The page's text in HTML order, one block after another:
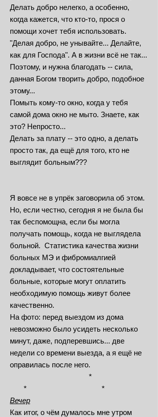
Делать добро нелегко, а особенно,
когда кажется, что кто-то, прося о
помощи хочет тебя использовать.
"Делая добро, не унывайте... Делайте,
как для Господа". А в жизни всё не так...
Поэтому, и нужна благодать -- сила,
данная Богом творить добро, подобное
этому...
Помыть кому-то окно, когда у тебя
самой дома окно не мыто. Знаете, как
это? Непросто...
Делать за плату -- это одно, а делать
просто так, да ещё для того, кто не
выглядит больным???
Я вовсе не в упрёк заговорила об этом.
Но, если честно, сегодня я не была бы
так беспомощна, если бы могла
получать помощь, когда не выглядела
больной. Статистика качества жизни
больных МЭ и фибромиалгией
докладывает, что состоятельные
больные, которые могут оплатить
необходимую помощь живут более
качественно.
На фото: перед выездом из дома
невозможно было усидеть несколько
минут, даже, подперевшись... две
недели со времени выезда, а я ещё не
оправилась после него.
*
* *
Вечер
Как итог, о чём думалось мне утром